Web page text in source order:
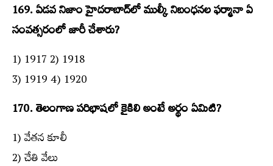
169. ఏడవ నిజాం హైదరాబాద్‌లో ముల్కీ నిబంధనల ఫర్మానా ఏ
సంవత్సరంలో జారీ చేశారు?
1) 1917 2) 1918
3) 1919 4) 1920
170. తెలంగాణ పరిభాషలో కైకిలి అంటే అర్థం ఏమిటి?
1) వేతన కూలీ
2) చేతి వేలు